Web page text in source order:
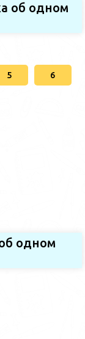
об одном
5 6
одном